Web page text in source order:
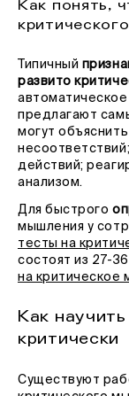
Как понять,
Типичный
развито
предлагают
могут
действий;
анализом.
Для быстрого
мышления у
тесты на
состоят из 27-
на критическое
Как
критически
Существуют